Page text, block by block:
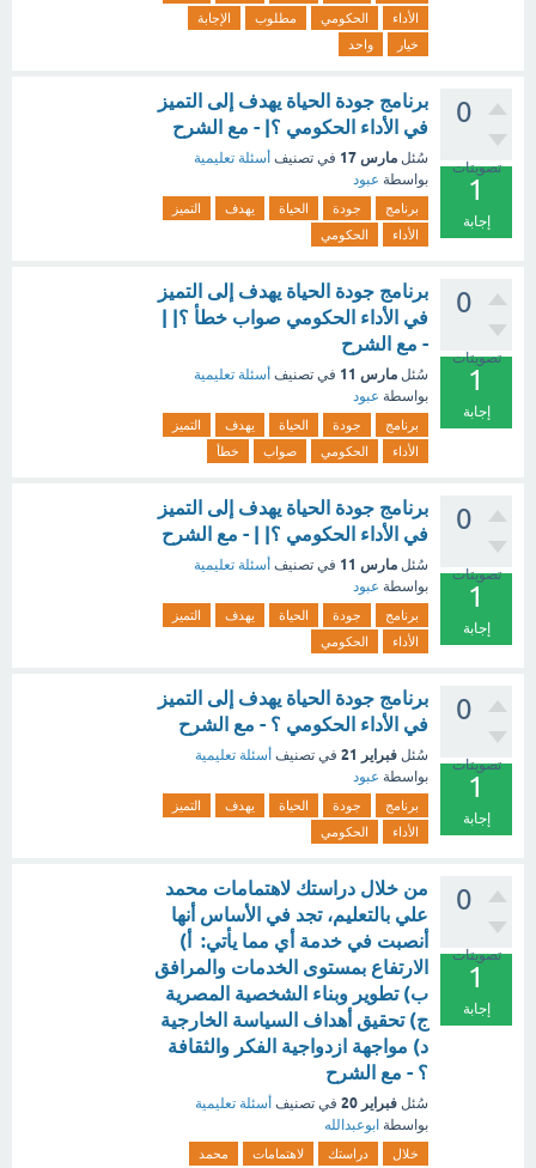
الأداء
الحكومي مطلوب
الإجابة
خيار
واحد
0
تصويتات
1
إجابة
برنامج جودة الحياة يهدف إلى التميز
في الأداء الحكومي ؟| - مع الشرح
سُئل مارس 17 في تصنيف أسئلة تعليمية
بواسطة عبود
برنامج جودة الحياة يهدف
التميز
الأداء
الحكومي
0
تصويتات
1
إجابة
برنامج جودة الحياة يهدف إلى التميز
في الأداء الحكومي صواب خطأ ؟| |
- مع الشرح
سُئل مارس 11 في تصنيف أسئلة تعليمية
بواسطة عبود
برنامج جودة الحياة يهدف
التميز
الأداء
الحكومي صواب خطأ
0
تصويتات
1
إجابة
برنامج جودة الحياة يهدف إلى التميز
في الأداء الحكومي ؟| | - مع الشرح
سُئل مارس 11 في تصنيف أسئلة تعليمية
بواسطة عبود
برنامج جودة الحياة يهدف
التميز
الأداء
الحكومي
0
تصويتات
1
إجابة
برنامج جودة الحياة يهدف إلى التميز
في الأداء الحكومي ؟ - مع الشرح
سُئل فبراير 21 في تصنيف أسئلة تعليمية
بواسطة عبود
برنامج جودة الحياة يهدف
التميز
الأداء
الحكومي
0
تصويتات
1
إجابة
من خلال دراستك لاهتمامات محمد
علي بالتعليم، تجد في الأساس أنها
أنصبت في خدمة أي مما يأتي: أ)
الارتفاع بمستوى الخدمات والمرافق
ب) تطوير وبناء الشخصية المصرية
ج) تحقيق أهداف السياسة الخارجية
د) مواجهة ازدواجية الفكر والثقافة
؟ - مع الشرح
سُئل فبراير 20 في تصنيف أسئلة تعليمية
بواسطة ابوعبدالله
خلال دراستك لاهتمامات محمد